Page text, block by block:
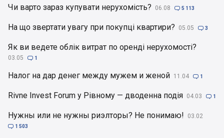
Чи варто зараз купувати нерухомість? 06.08  5 113
На що звертати увагу при покупці квартири? 05.05  3
Як ви ведете облік витрат по оренді нерухомості?
03.05  1
Налог на дар денег между мужем и женой 11.04  1
Rivne Invest Forum у Рівному — дводенна подія 04.03  1
Нужны или не нужны риэлторы? Не понимаю! 03.02
 1 503